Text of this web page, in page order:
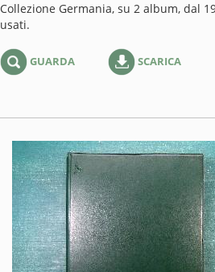
Collezione Germania, su 2 album, dal
usati.
GUARDA SCARICA